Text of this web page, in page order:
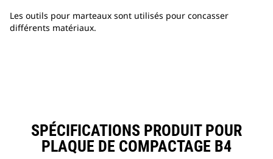
Les outils pour marteaux sont utilisés pour concasser
différents matériaux.
SPÉCIFICATIONS PRODUIT POUR
PLAQUE DE COMPACTAGE B4